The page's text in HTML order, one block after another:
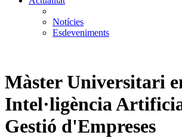
Notícies
Esdeveniments
Màster Universitari
Intel·ligència
Gestió d'Empreses